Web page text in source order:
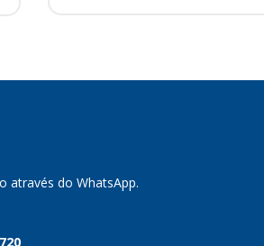
através do WhatsApp.